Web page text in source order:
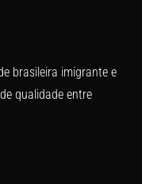
brasileira imigrante e
qualidade entre